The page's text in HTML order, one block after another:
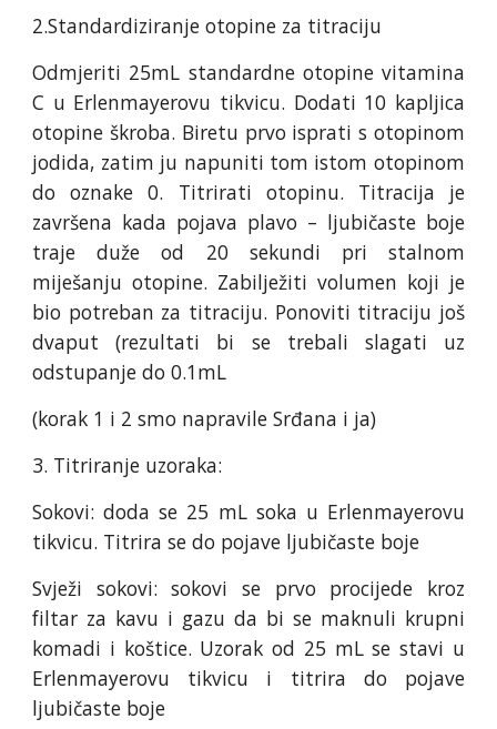
2.Standardiziranje otopine za titraciju
Odmjeriti 25mL standardne otopine vitamina
C u Erlenmayerovu tikvicu. Dodati 10 kapljica
otopine škroba. Biretu prvo isprati s otopinom
jodida, zatim ju napuniti tom istom otopinom
do oznake 0. Titrirati otopinu. Titracija je
završena kada pojava plavo – ljubičaste boje
traje duže od 20 sekundi pri stalnom
miješanju otopine. Zabilježiti volumen koji je
bio potreban za titraciju. Ponoviti titraciju još
dvaput (rezultati bi se trebali slagati uz
odstupanje do 0.1mL
(korak 1 i 2 smo napravile Srđana i ja)
3. Titriranje uzoraka:
Sokovi: doda se 25 mL soka u Erlenmayerovu
tikvicu. Titrira se do pojave ljubičaste boje
Svježi sokovi: sokovi se prvo procijede kroz
filtar za kavu i gazu da bi se maknuli krupni
komadi i koštice. Uzorak od 25 mL se stavi u
Erlenmayerovu tikvicu i titrira do pojave
ljubičaste boje